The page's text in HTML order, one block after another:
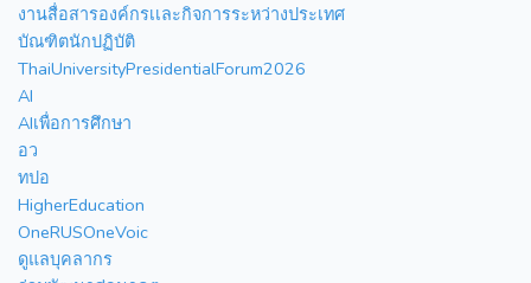
งานสื่อสารองค์กรเเละกิจการระหว่างประเทศ
บัณฑิตนักปฏิบัติ
ThaiUniversityPresidentialForum2026
AI
AIเพื่อการศึกษา
อว
ทปอ
HigherEducation
OneRUSOneVoic
ดูแลบุคลากร